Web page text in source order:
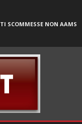
SCOMMESSE NON AAMS